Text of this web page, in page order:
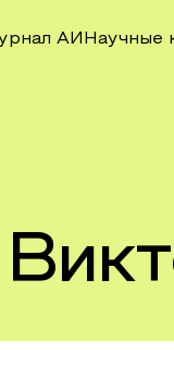
АИ Научные